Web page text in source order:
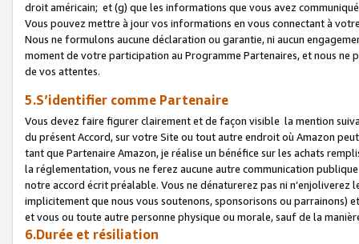
droit américain; et (g) que les informations que vous avez
Vous pouvez mettre à jour vos informations en vous connectant à
Nous ne formulons aucune déclaration ou garantie, ni aucun
moment de votre participation au Programme Partenaires, et nous
de vos attentes.
5.S’identifier comme Partenaire
Vous devez faire figurer clairement et de façon visible la mention
du présent Accord, sur votre Site ou tout autre endroit où Amazon
tant que Partenaire Amazon, je réalise un bénéfice sur les achats
la réglementation, vous ne ferez aucune autre communication
notre accord écrit préalable. Vous ne dénaturerez pas ni
implicitement que nous vous soutenons, sponsorisons ou parrainons)
et vous ou toute autre personne physique ou morale, sauf de la
6.Durée et résiliation